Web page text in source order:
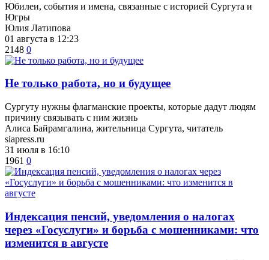
Юбилеи, события и имена, связанные с историей Сургута и
Югры
Юлия Латипова
01 августа в 12:23
2148 0
​Не только работа, но и будущее
Сургуту нужны флагманские проекты, которые дадут людям
причину связывать с ним жизнь
Алиса Байрамгалина, жительница Сургута, читатель
siapress.ru
31 июля в 16:10
1961 0
​Индексация пенсий, уведомления о налогах
через «Госуслуги» и борьба с мошенниками: что
изменится в августе